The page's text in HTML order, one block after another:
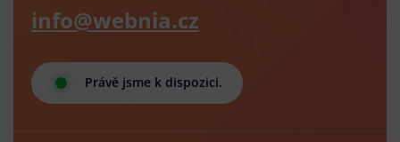
Právě jsme k dispozici.
info@webnia.cz